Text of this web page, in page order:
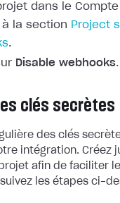
dans le
la section Project
.
Disable webhooks.
clés secrètes
des clés
intégration. Créez
afin de faciliter
les étapes ci-